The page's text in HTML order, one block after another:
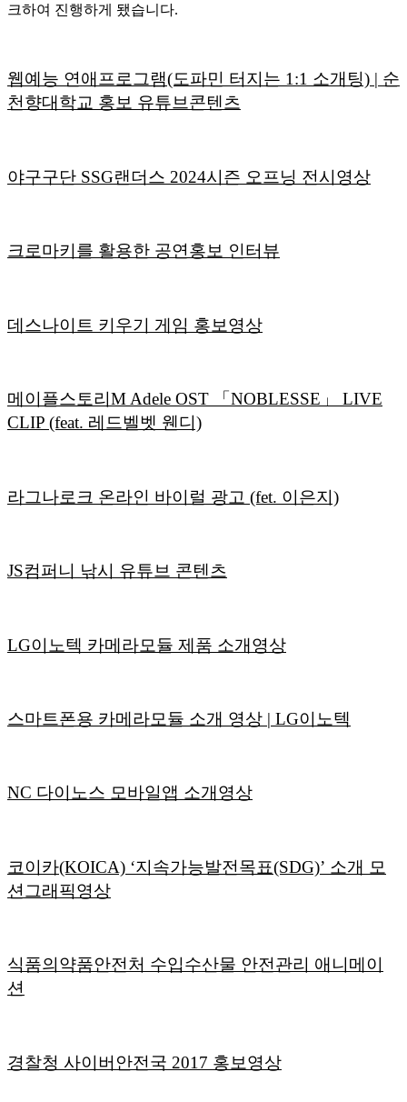
크하여 진행하게 됐습니다.
웹예능 연애프로그램(도파민 터지는 1:1 소개팅) | 순
천향대학교 홍보 유튜브콘텐츠
야구구단 SSG랜더스 2024시즌 오프닝 전시영상
크로마키를 활용한 공연홍보 인터뷰
데스나이트 키우기 게임 홍보영상
메이플스토리M Adele OST 「NOBLESSE」 LIVE
CLIP (feat. 레드벨벳 웬디)
라그나로크 온라인 바이럴 광고 (fet. 이은지)
JS컴퍼니 낚시 유튜브 콘텐츠
LG이노텍 카메라모듈 제품 소개영상
스마트폰용 카메라모듈 소개 영상 | LG이노텍
NC 다이노스 모바일앱 소개영상
코이카(KOICA) ‘지속가능발전목표(SDG)’ 소개 모
션그래픽영상
식품의약품안전처 수입수산물 안전관리 애니메이
션
경찰청 사이버안전국 2017 홍보영상